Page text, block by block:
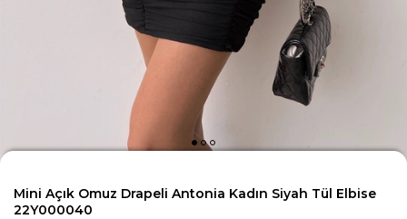
Mini Açık Omuz Drapeli Antonia Kadın Siyah Tül Elbise
22Y000040